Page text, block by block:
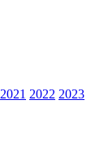
2021 2022 2023